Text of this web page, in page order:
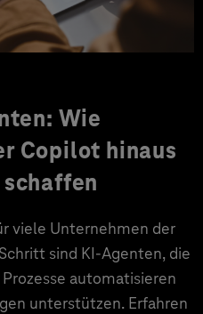
Wie
Copilot hinaus
viele Unternehmen der
sind KI-Agenten, die
automatisieren
unterstützen. Erfahren